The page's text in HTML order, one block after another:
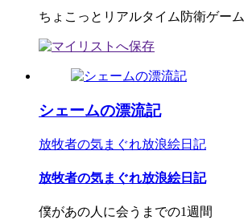
ちょこっとリアルタイム防衛ゲーム
シェームの漂流記
放牧者の気まぐれ放浪絵日記
放牧者の気まぐれ放浪絵日記
僕があの人に会うまでの1週間